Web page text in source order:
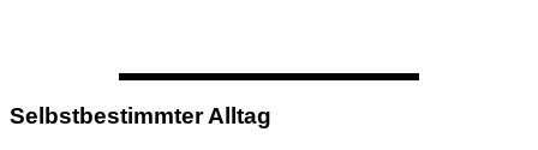
Selbstbestimmter Alltag